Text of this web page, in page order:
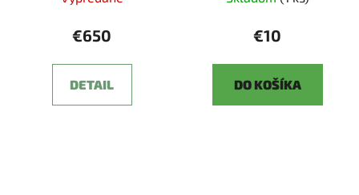
€650
DETAIL
€10
DO KOŠÍKA